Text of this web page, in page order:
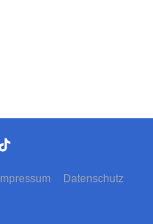
Impressum Datenschutz